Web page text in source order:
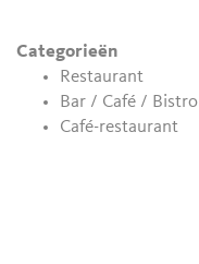
Categorieën
Restaurant
Bar / Café / Bistro
Café-restaurant